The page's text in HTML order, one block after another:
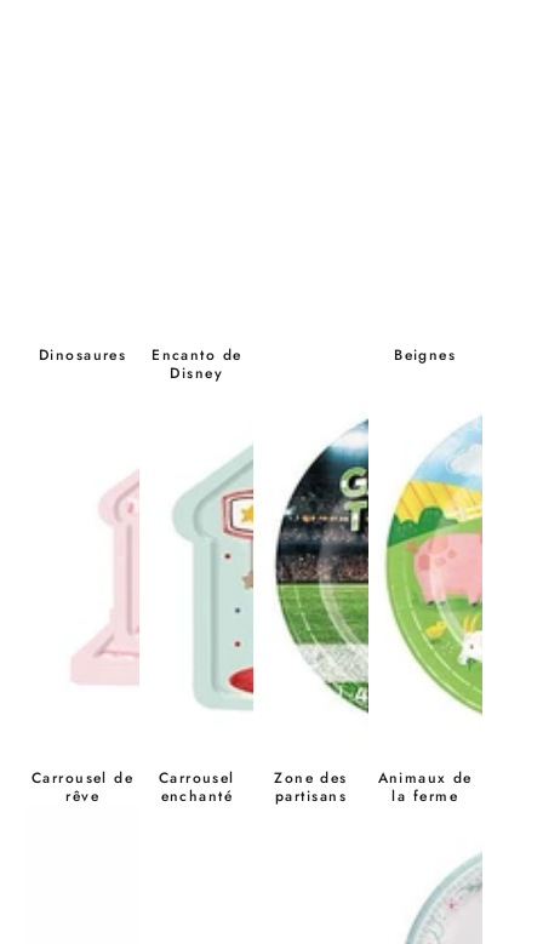
Dinosaures
Encanto de
Disney
Beignes
Carrousel de
rêve
Carrousel
enchanté
Zone des
partisans
Animaux de
la ferme